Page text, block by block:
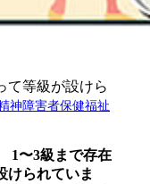
て等級が設けら
精神障害者保健福祉
1〜3級まで存在
けられていま